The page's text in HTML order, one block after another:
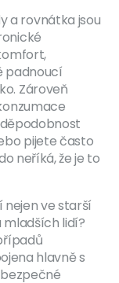
a rovnátka jsou
padnoucí
Zároveň
pijete často
neříká, že je to
nejen ve starší
mladších lidí?
hlavně s